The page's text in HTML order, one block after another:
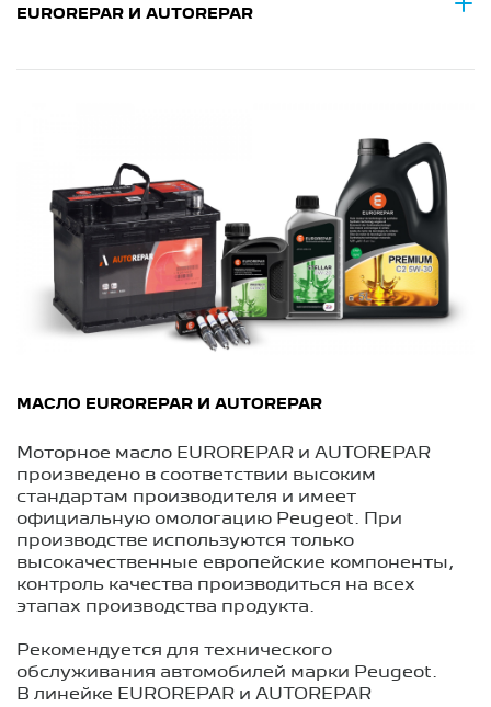
EUROREPAR И AUTOREPAR
МАСЛО EUROREPAR И AUTOREPAR
Моторное масло EUROREPAR и AUTOREPAR ​​
произведено в соответствии высоким
стандартам производителя и имеет
официальную омологацию Peugeot. При
производстве используются только
высокачественные европейские компоненты,
контроль качества производиться на всех
этапах производства продукта.​​​
Рекомендуется для технического
обслуживания автомобилей марки Peugeot.
В линейке EUROREPAR и AUTOREPAR